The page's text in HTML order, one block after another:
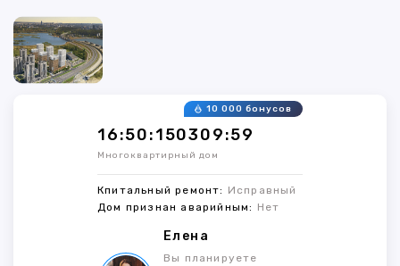
16:50:150309:59
10 000 бонусов
Многоквартирный дом
Кпитальный ремонт: Исправный
Дом признан аварийным: Нет
Елена
Вы планируете